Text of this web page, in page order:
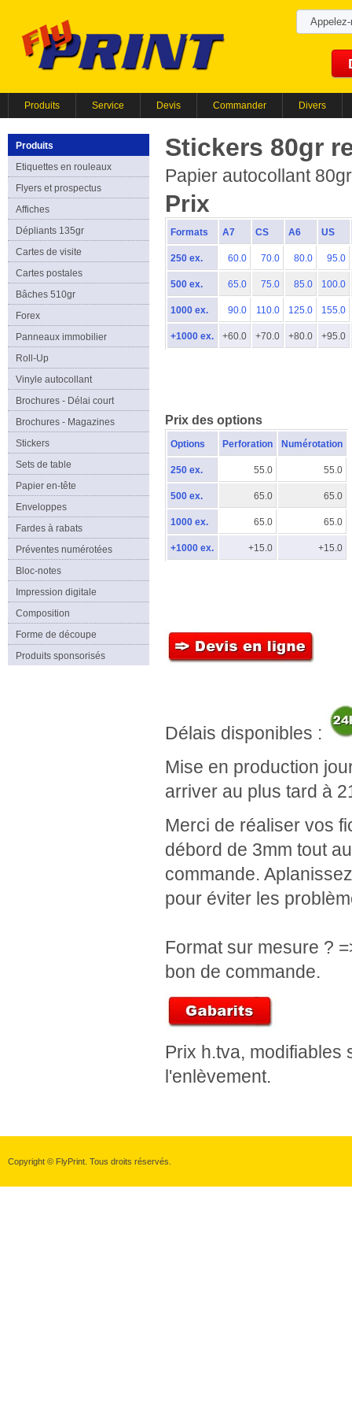
Produits Service Devis Commander Divers
Produits
Etiquettes en rouleaux
Flyers et prospectus
Affiches
Dépliants 135gr
Cartes de visite
Cartes postales
Bâches 510gr
Forex
Panneaux immobilier
Roll-Up
Vinyle autocollant
Brochures - Délai court
Brochures - Magazines
Stickers
Sets de table
Papier en-tête
Enveloppes
Fardes à rabats
Préventes numérotées
Bloc-notes
Impression digitale
Composition
Forme de découpe
Produits sponsorisés
Stickers 80gr
Papier autocollant
Prix
Formats A7 CS A6 US
250 ex. 60.0 70.0 80.0 95.0
500 ex. 65.0 75.0 85.0 100.0
1000 ex. 90.0 110.0 125.0 155.0
+1000 ex. +60.0 +70.0 +80.0 +95.0
Prix des options
Options Perforation Numérotation
250 ex. 55.0 55.0
500 ex. 65.0 65.0
1000 ex. 65.0 65.0
+1000 ex. +15.0 +15.0
Délais disponibles :
Mise en production
arriver au plus tard à
Merci de réaliser vos
débord de 3mm tout
commande.
pour éviter les
Format sur mesure ?
bon de commande.
Prix h.tva, modifiables
l'enlèvement.
Copyright © FlyPrint. Tous droits réservés.